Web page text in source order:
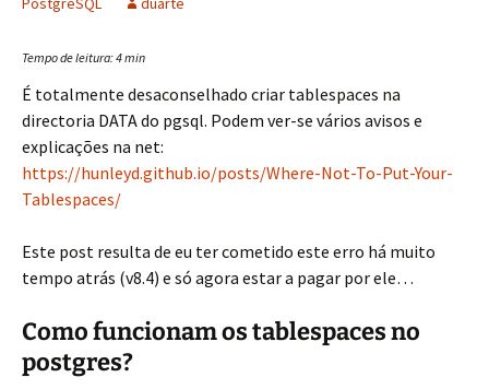
Tempo de leitura:4min
É totalmente desaconselhado criar tablespaces na
directoria DATA do pgsql. Podem ver-se vários avisos e
explicações na net:
https://hunleyd.github.io/posts/Where-Not-To-Put-Your-
Tablespaces/
Este post resulta de eu ter cometido este erro há muito
tempo atrás (v8.4) e só agora estar a pagar por ele…
Como funcionam os tablespaces no
postgres?